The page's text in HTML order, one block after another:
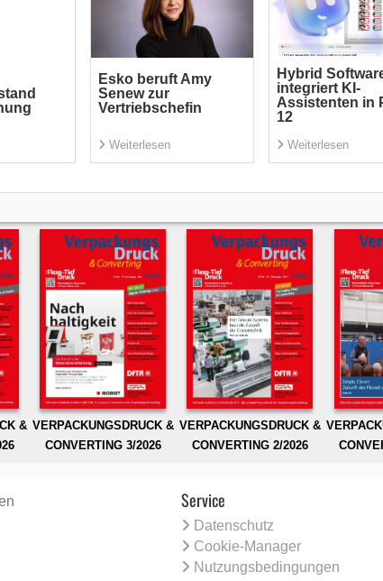
Esko beruft Amy
Senew zur
Vertriebschefin
Weiterlesen
Hybrid
integriert KI-
Assistenten in
12
Weiterlesen
& VERPACKUNGSDRUCK &
CONVERTING 3/2026
VERPACKUNGSDRUCK &
CONVERTING 2/2026
Service
Datenschutz
Cookie-Manager
Nutzungsbedingungen